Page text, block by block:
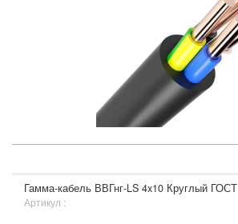
Гамма-кабель ВВГнг-LS 4x10 Круглый ГОСТ
Артикул :